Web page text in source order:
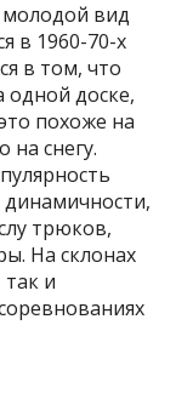
молодой вид
в 1960-70-х
в том, что
одной доске,
похоже на
на снегу.
трюков,
На склонах
и